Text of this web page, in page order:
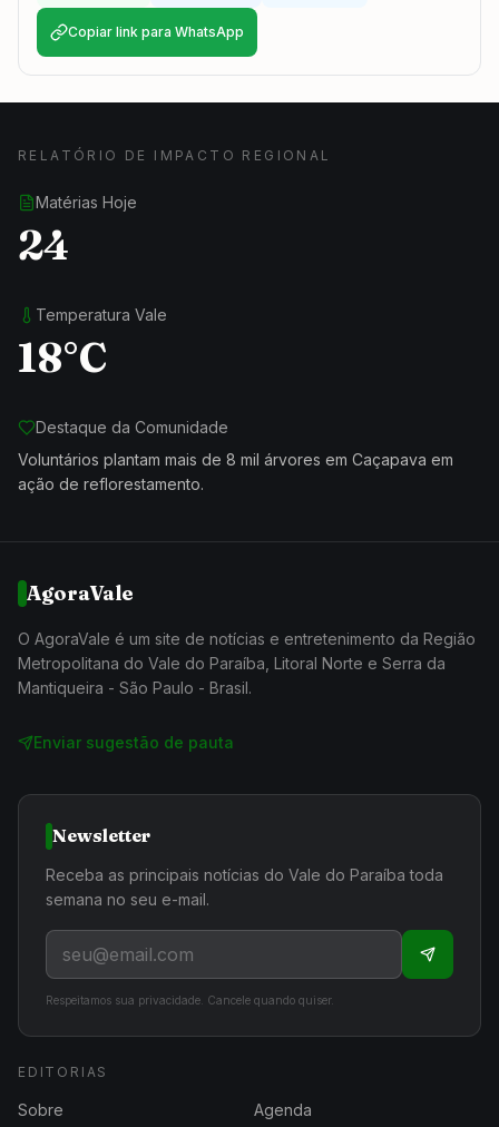
Copiar link para WhatsApp
RELATÓRIO DE IMPACTO REGIONAL
Matérias Hoje
24
Temperatura Vale
18°C
Destaque da Comunidade
Voluntários plantam mais de 8 mil árvores em Caçapava em
ação de reflorestamento.
AgoraVale
O AgoraVale é um site de notícias e entretenimento da Região
Metropolitana do Vale do Paraíba, Litoral Norte e Serra da
Mantiqueira - São Paulo - Brasil.
Enviar sugestão de pauta
Newsletter
Receba as principais notícias do Vale do Paraíba toda
semana no seu e-mail.
Respeitamos sua privacidade. Cancele quando quiser.
EDITORIAS
Sobre Agenda